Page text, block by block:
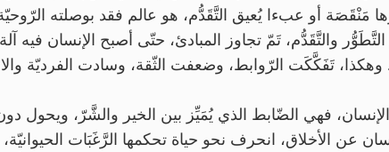
مَنْقَصَة أو عبءا يُعيق التَّقَدُّم، هو عالم فقد بوصلته
والتَّقَدُّم، تَمّ تجاوز المبادئ، حتّى أصبح الإنسان فيه
تَفَكَّكَت الرّوابط، وضعفت الثّقة، وسادت الفرديّة
فهي الضّابط الذي يُمَيِّز بين الخير والشَّرّ، ويحول
عن الأخلاق، انحرف نحو حياة تحكمها الرَّغَبَات